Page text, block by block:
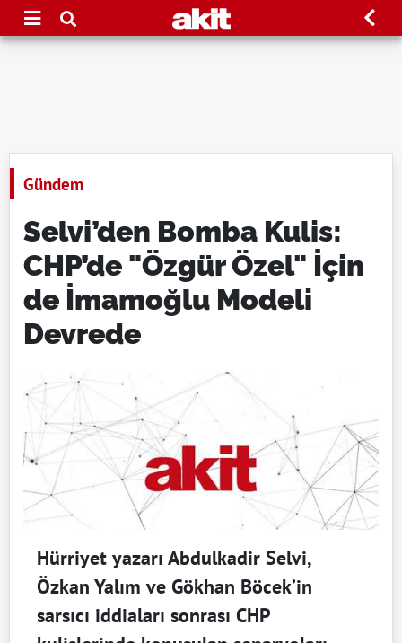
Gündem
Selvi’den Bomba Kulis:
CHP’de "Özgür Özel" İçin
de İmamoğlu Modeli
Devrede
Hürriyet yazarı Abdulkadir Selvi,
Özkan Yalım ve Gökhan Böcek’in
sarsıcı iddiaları sonrası CHP